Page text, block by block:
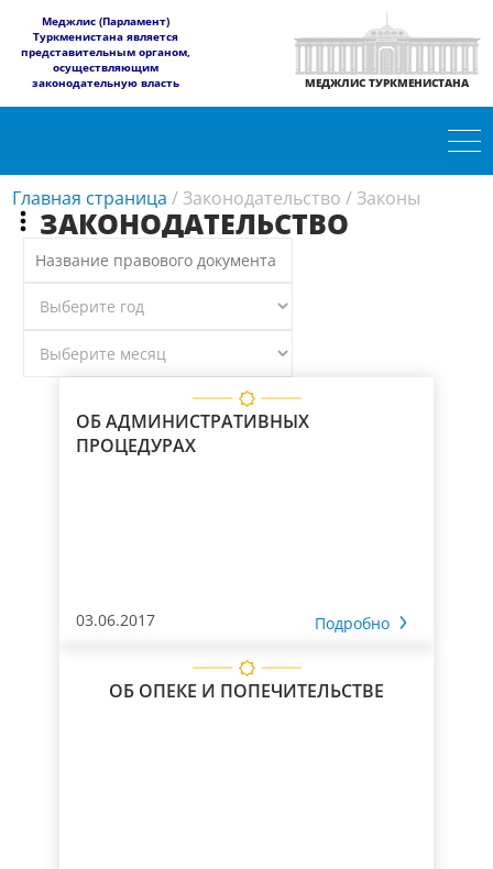
​Меджлис (Парламент)
Туркменистана является
представительным органом,
осуществляющим
законодательную власть
МЕДЖЛИС ТУРКМЕНИСТАНА
Главная страница / Законодательство / Законы
ЗАКОНОДАТЕЛЬСТВО
ОБ АДМИНИСТРАТИВНЫХ
ПРОЦЕДУРАХ
03.06.2017 Подробно
ОБ ОПЕКЕ И ПОПЕЧИТЕЛЬСТВЕ